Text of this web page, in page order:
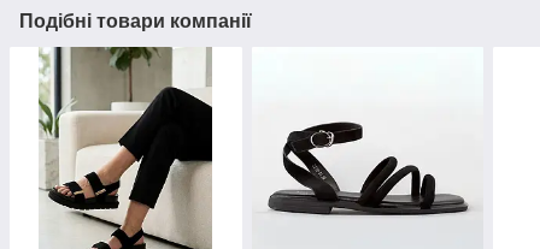
Подібні товари компанії